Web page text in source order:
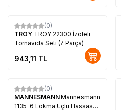
(0)
TROY TROY 22300 İzoleli
Tornavida Seti (7 Parça)
943,11 TL
(0)
MANNESMANN Mannesmann
1135-6 Lokma Uçlu Hassas